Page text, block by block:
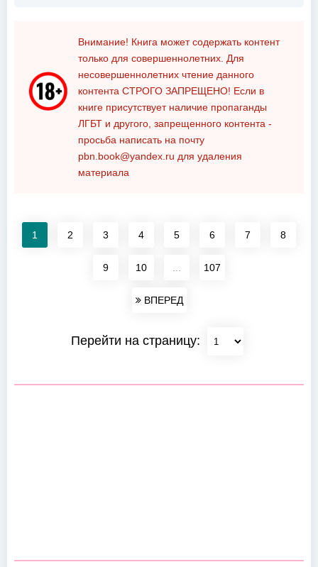
Внимание! Книга может содержать контент
только для совершеннолетних. Для
несовершеннолетних чтение данного
контента СТРОГО ЗАПРЕЩЕНО! Если в
книге присутствует наличие пропаганды
ЛГБТ и другого, запрещенного контента -
просьба написать на почту
pbn.book@yandex.ru для удаления
материала
1 2 3 4 5 6 7 8
9 10 107
ВПЕРЕД
Перейти на страницу: